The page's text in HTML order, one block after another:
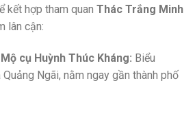
kết hợp tham quan Thác Trắng Minh
lân cận:
cụ Huỳnh Thúc Kháng: Biểu
Ngãi, nằm ngay gần thành phố